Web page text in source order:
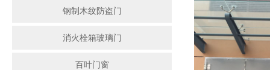
钢制木纹防盗门
消火栓箱玻璃门
百叶门窗